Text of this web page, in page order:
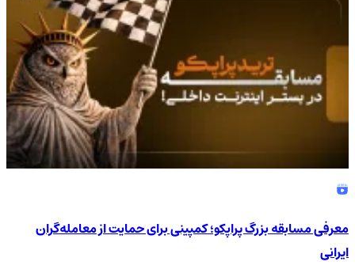
معرفی مسابقه بزرگ پراپکو؛ کمپینی برای حمایت از معامله‌گران
ایرانی